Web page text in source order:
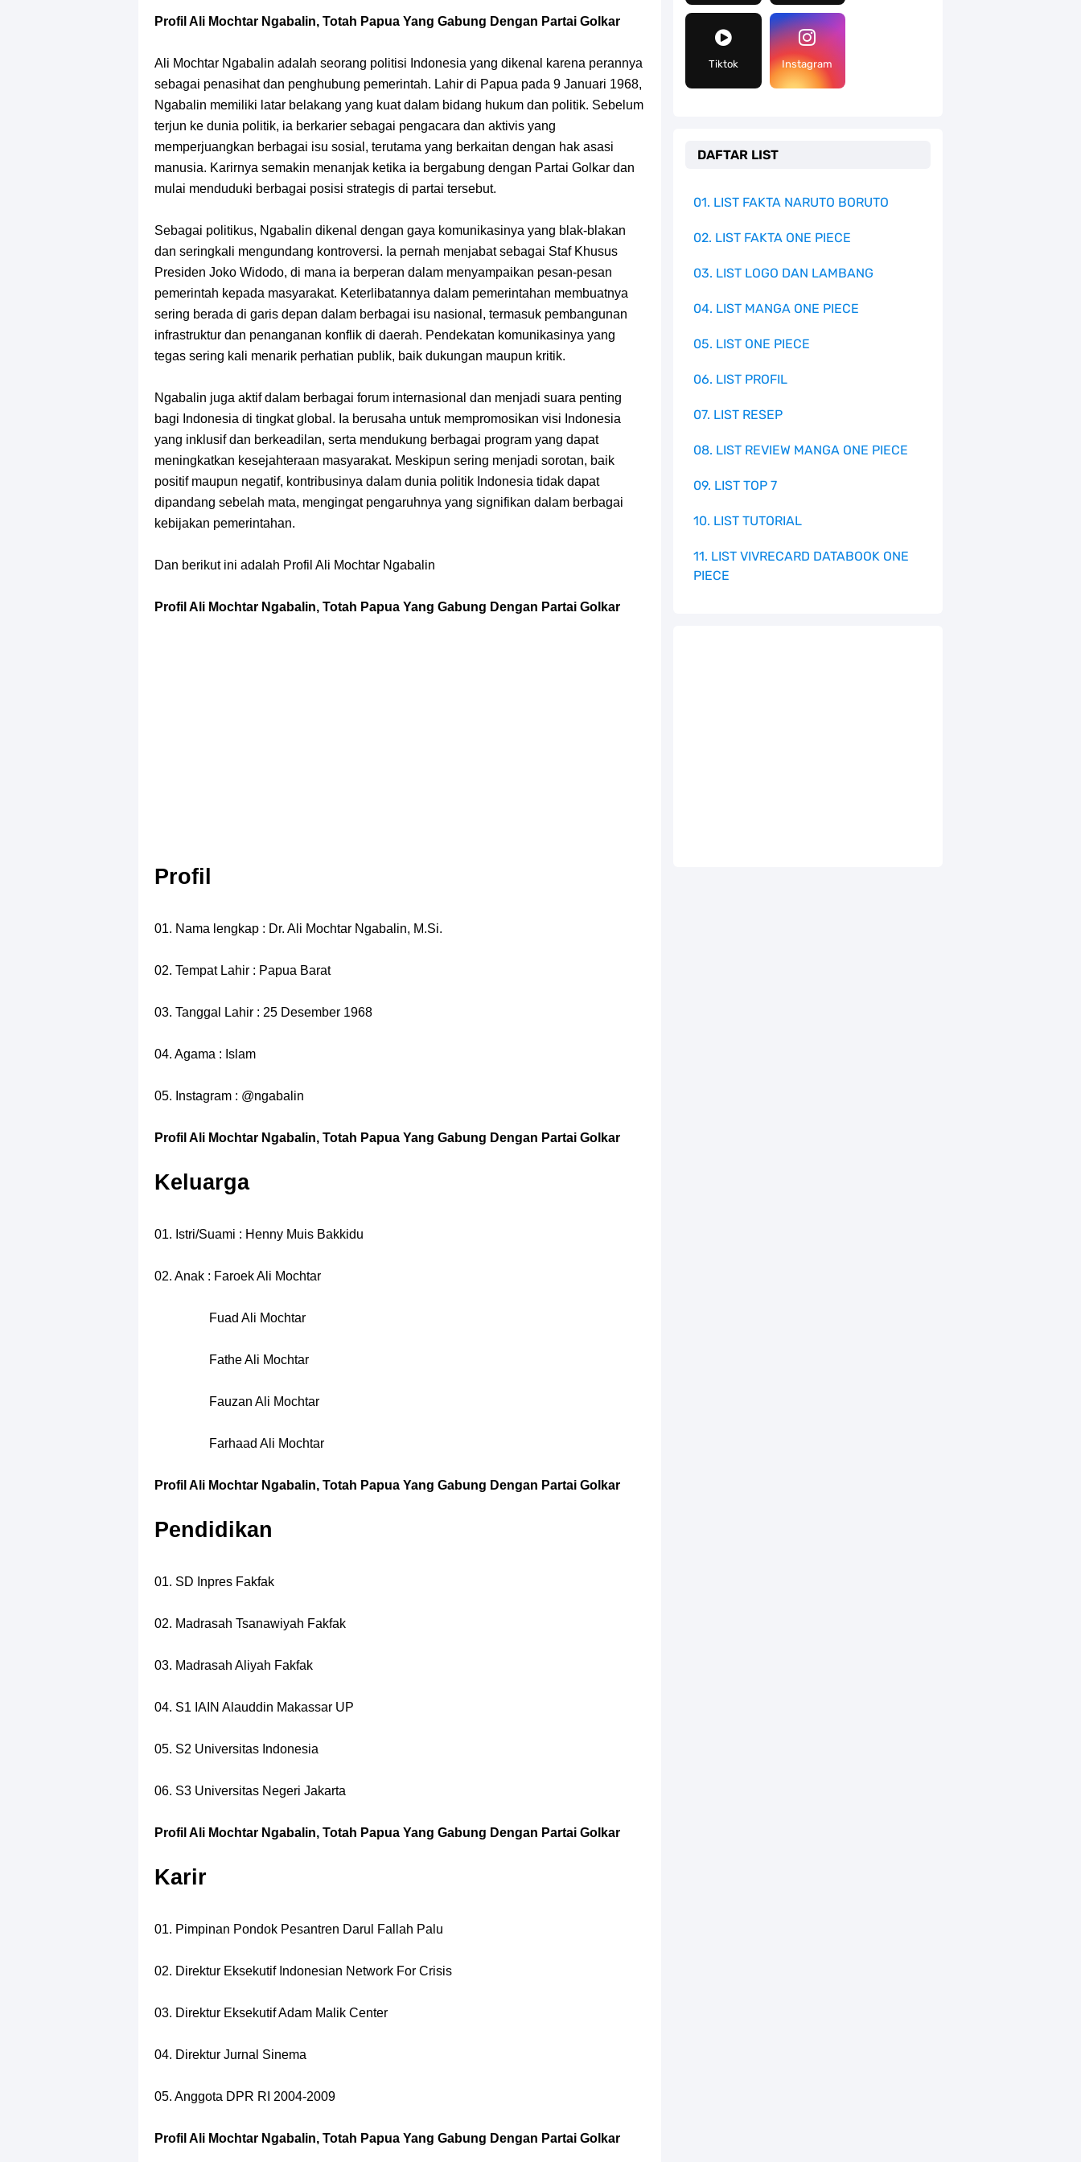
Profil Slamet Rahardjo, Aktor Dengan Peran Penting Dalam Perfilman Indonesia
Resep Roti Panggang, Sangat Mudah Untuk Menjadi Cemilan Bersama Keluarga
Arti Bendera Seychelles, Negara Kepulauan Yang Terletak Di Samudra Hindia
Cara Bayar Akulaku Lewat Gopay, Sangat Mudah Dan Tidak Ribet Sama Sekali
7 Fakta Queen One Piece, All Star Yang Jadi Penanggung Jawab Penjara Udon
Profil Washifa Assegaf, Pemeran Aurel Pada Sinetron Merangkai Kisah Indah
Profil Ali Mochtar Ngabalin, Totah Papua Yang Gabung Dengan Partai Golkar
Ali Mochtar Ngabalin adalah seorang politisi Indonesia yang dikenal karena perannya
sebagai penasihat dan penghubung pemerintah. Lahir di Papua pada 9 Januari 1968,
Ngabalin memiliki latar belakang yang kuat dalam bidang hukum dan politik. Sebelum
terjun ke dunia politik, ia berkarier sebagai pengacara dan aktivis yang
memperjuangkan berbagai isu sosial, terutama yang berkaitan dengan hak asasi
manusia. Karirnya semakin menanjak ketika ia bergabung dengan Partai Golkar dan
mulai menduduki berbagai posisi strategis di partai tersebut.
Sebagai politikus, Ngabalin dikenal dengan gaya komunikasinya yang blak-blakan
dan seringkali mengundang kontroversi. Ia pernah menjabat sebagai Staf Khusus
Presiden Joko Widodo, di mana ia berperan dalam menyampaikan pesan-pesan
pemerintah kepada masyarakat. Keterlibatannya dalam pemerintahan membuatnya
sering berada di garis depan dalam berbagai isu nasional, termasuk pembangunan
infrastruktur dan penanganan konflik di daerah. Pendekatan komunikasinya yang
tegas sering kali menarik perhatian publik, baik dukungan maupun kritik.
Ngabalin juga aktif dalam berbagai forum internasional dan menjadi suara penting
bagi Indonesia di tingkat global. Ia berusaha untuk mempromosikan visi Indonesia
yang inklusif dan berkeadilan, serta mendukung berbagai program yang dapat
meningkatkan kesejahteraan masyarakat. Meskipun sering menjadi sorotan, baik
positif maupun negatif, kontribusinya dalam dunia politik Indonesia tidak dapat
dipandang sebelah mata, mengingat pengaruhnya yang signifikan dalam berbagai
kebijakan pemerintahan.
Dan berikut ini adalah Profil Ali Mochtar Ngabalin
Profil Ali Mochtar Ngabalin, Totah Papua Yang Gabung Dengan Partai Golkar
Profil
01. Nama lengkap : Dr. Ali Mochtar Ngabalin, M.Si.
02. Tempat Lahir : Papua Barat
03. Tanggal Lahir : 25 Desember 1968
04. Agama : Islam
05. Instagram : @ngabalin
Profil Ali Mochtar Ngabalin, Totah Papua Yang Gabung Dengan Partai Golkar
Keluarga
01. Istri/Suami : Henny Muis Bakkidu
02. Anak : Faroek Ali Mochtar
Fuad Ali Mochtar
Fathe Ali Mochtar
Fauzan Ali Mochtar
Farhaad Ali Mochtar
Profil Ali Mochtar Ngabalin, Totah Papua Yang Gabung Dengan Partai Golkar
Pendidikan
01. SD Inpres Fakfak
02. Madrasah Tsanawiyah Fakfak
03. Madrasah Aliyah Fakfak
04. S1 IAIN Alauddin Makassar UP
05. S2 Universitas Indonesia
06. S3 Universitas Negeri Jakarta
Profil Ali Mochtar Ngabalin, Totah Papua Yang Gabung Dengan Partai Golkar
Karir
01. Pimpinan Pondok Pesantren Darul Fallah Palu
02. Direktur Eksekutif Indonesian Network For Crisis
03. Direktur Eksekutif Adam Malik Center
04. Direktur Jurnal Sinema
05. Anggota DPR RI 2004-2009
Profil Ali Mochtar Ngabalin, Totah Papua Yang Gabung Dengan Partai Golkar
Tiktok Instagram
DAFTAR LIST
01. LIST FAKTA NARUTO BORUTO
02. LIST FAKTA ONE PIECE
03. LIST LOGO DAN LAMBANG
04. LIST MANGA ONE PIECE
05. LIST ONE PIECE
06. LIST PROFIL
07. LIST RESEP
08. LIST REVIEW MANGA ONE PIECE
09. LIST TOP 7
10. LIST TUTORIAL
11. LIST VIVRECARD DATABOOK ONE
PIECE